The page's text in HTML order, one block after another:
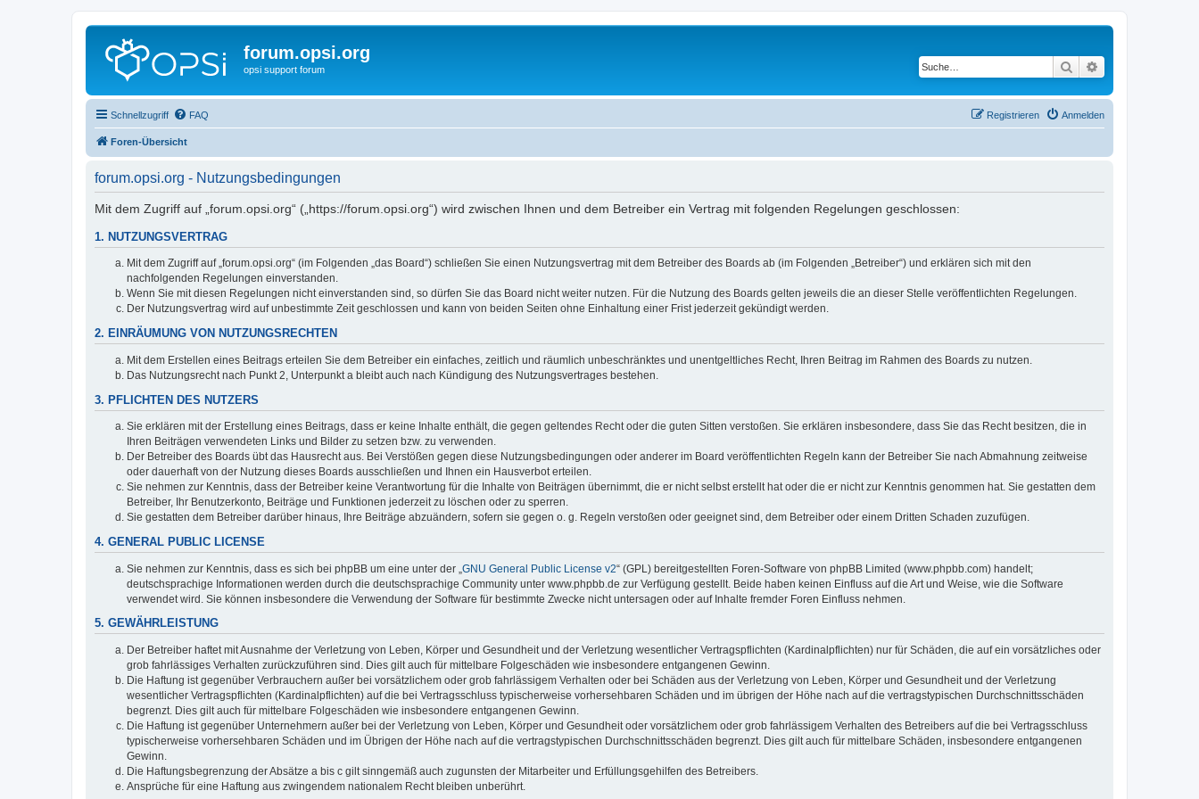
forum.opsi.org
opsi support forum Suche
Schnellzugriff FAQ Anmelden
Registrieren
Foren-Übersicht
forum.opsi.org - Nutzungsbedingungen
Mit dem Zugriff auf „forum.opsi.org“ („https://forum.opsi.org“) wird zwischen Ihnen und dem Betreiber ein Vertrag mit folgenden Regelungen geschlossen:
1. NUTZUNGSVERTRAG
Mit dem Zugriff auf „forum.opsi.org“ (im Folgenden „das Board“) schließen Sie einen Nutzungsvertrag mit dem Betreiber des Boards ab (im Folgenden „Betreiber“) und erklären sich mit den
nachfolgenden Regelungen einverstanden.
Wenn Sie mit diesen Regelungen nicht einverstanden sind, so dürfen Sie das Board nicht weiter nutzen. Für die Nutzung des Boards gelten jeweils die an dieser Stelle veröffentlichten Regelungen.
Der Nutzungsvertrag wird auf unbestimmte Zeit geschlossen und kann von beiden Seiten ohne Einhaltung einer Frist jederzeit gekündigt werden.
2. EINRÄUMUNG VON NUTZUNGSRECHTEN
Mit dem Erstellen eines Beitrags erteilen Sie dem Betreiber ein einfaches, zeitlich und räumlich unbeschränktes und unentgeltliches Recht, Ihren Beitrag im Rahmen des Boards zu nutzen.
Das Nutzungsrecht nach Punkt 2, Unterpunkt a bleibt auch nach Kündigung des Nutzungsvertrages bestehen.
3. PFLICHTEN DES NUTZERS
Sie erklären mit der Erstellung eines Beitrags, dass er keine Inhalte enthält, die gegen geltendes Recht oder die guten Sitten verstoßen. Sie erklären insbesondere, dass Sie das Recht besitzen, die in
Ihren Beiträgen verwendeten Links und Bilder zu setzen bzw. zu verwenden.
Der Betreiber des Boards übt das Hausrecht aus. Bei Verstößen gegen diese Nutzungsbedingungen oder anderer im Board veröffentlichten Regeln kann der Betreiber Sie nach Abmahnung zeitweise
oder dauerhaft von der Nutzung dieses Boards ausschließen und Ihnen ein Hausverbot erteilen.
Sie nehmen zur Kenntnis, dass der Betreiber keine Verantwortung für die Inhalte von Beiträgen übernimmt, die er nicht selbst erstellt hat oder die er nicht zur Kenntnis genommen hat. Sie gestatten dem
Betreiber, Ihr Benutzerkonto, Beiträge und Funktionen jederzeit zu löschen oder zu sperren.
Sie gestatten dem Betreiber darüber hinaus, Ihre Beiträge abzuändern, sofern sie gegen o. g. Regeln verstoßen oder geeignet sind, dem Betreiber oder einem Dritten Schaden zuzufügen.
4. GENERAL PUBLIC LICENSE
Sie nehmen zur Kenntnis, dass es sich bei phpBB um eine unter der „ GNU General Public License v2“ (GPL) bereitgestellten Foren-Software von phpBB Limited (www.phpbb.com) handelt;
deutschsprachige Informationen werden durch die deutschsprachige Community unter www.phpbb.de zur Verfügung gestellt. Beide haben keinen Einfluss auf die Art und Weise, wie die Software
verwendet wird. Sie können insbesondere die Verwendung der Software für bestimmte Zwecke nicht untersagen oder auf Inhalte fremder Foren Einfluss nehmen.
5. GEWÄHRLEISTUNG
Der Betreiber haftet mit Ausnahme der Verletzung von Leben, Körper und Gesundheit und der Verletzung wesentlicher Vertragspflichten (Kardinalpflichten) nur für Schäden, die auf ein vorsätzliches oder
grob fahrlässiges Verhalten zurückzuführen sind. Dies gilt auch für mittelbare Folgeschäden wie insbesondere entgangenen Gewinn.
Die Haftung ist gegenüber Verbrauchern außer bei vorsätzlichem oder grob fahrlässigem Verhalten oder bei Schäden aus der Verletzung von Leben, Körper und Gesundheit und der Verletzung
wesentlicher Vertragspflichten (Kardinalpflichten) auf die bei Vertragsschluss typischerweise vorhersehbaren Schäden und im übrigen der Höhe nach auf die vertragstypischen Durchschnittsschäden
begrenzt. Dies gilt auch für mittelbare Folgeschäden wie insbesondere entgangenen Gewinn.
Die Haftung ist gegenüber Unternehmern außer bei der Verletzung von Leben, Körper und Gesundheit oder vorsätzlichem oder grob fahrlässigem Verhalten des Betreibers auf die bei Vertragsschluss
typischerweise vorhersehbaren Schäden und im Übrigen der Höhe nach auf die vertragstypischen Durchschnittsschäden begrenzt. Dies gilt auch für mittelbare Schäden, insbesondere entgangenen
Gewinn.
Die Haftungsbegrenzung der Absätze a bis c gilt sinngemäß auch zugunsten der Mitarbeiter und Erfüllungsgehilfen des Betreibers.
Ansprüche für eine Haftung aus zwingendem nationalem Recht bleiben unberührt.